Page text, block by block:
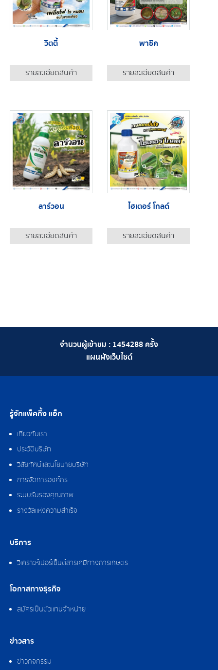
วิตตี้
รายละเอียดสินค้า
พาซิค
รายละเอียดสินค้า
ลาร์วอน
รายละเอียดสินค้า
ไฮเตอร์ โกลด์
รายละเอียดสินค้า
จำนวนผู้เข้าชม : 1454288 ครั้ง
แผนผังเว็บไซต์
รู้จักแพ็คกิ้ง แอ็ก
เกี่ยวกับเรา
ประวัติบริษัท
วิสัยทัศน์และนโยบายบริษัท
การจัดการองค์กร
ระบบรับรองคุณภาพ
รางวัลแห่งความสำเร็จ
บริการ
วิเคราะห์เปอร์เซ็นต์สารเคมีทางการเกษตร
โอกาสทางธุรกิจ
สมัครเป็นตัวแทนจำหน่าย
ข่าวสาร
ข่าวกิจกรรม